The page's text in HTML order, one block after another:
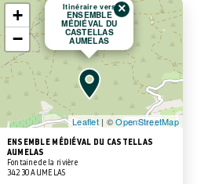
Itinéraire vers
ENSEMBLE
MÉDIÉVAL DU
CASTELLAS
AUMELAS
×
+
−
Leaflet| ©OpenStreetMap
ENSEMBLE MÉDIÉVAL DU CASTELLAS
AUMELAS
Fontaine de la rivière
34230 AUMELAS